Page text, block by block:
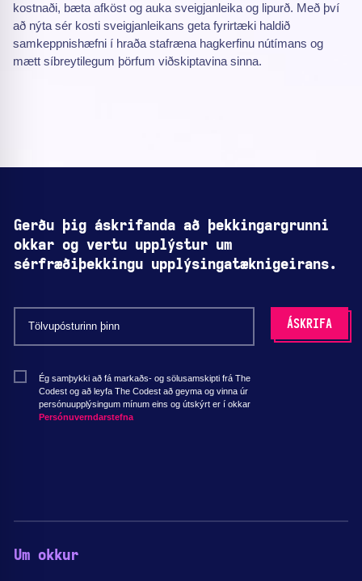
kostnaði, bæta afköst og auka sveigjanleika og lipurð. Með því
að nýta sér kosti sveigjanleikans geta fyrirtæki haldið
samkeppnishæfni í hraða stafræna hagkerfinu nútímans og
mætt síbreytilegum þörfum viðskiptavina sinna.
Gerðu þig áskrifanda að þekkingargrunni
okkar og vertu upplýstur um
sérfræðiþekkingu upplýsingatæknigeirans.
Ég samþykki að fá markaðs- og sölusamskipti frá The
Codest og að leyfa The Codest að geyma og vinna úr
persónuupplýsingum mínum eins og útskýrt er í okkar
Persónuverndarstefna
Um okkur